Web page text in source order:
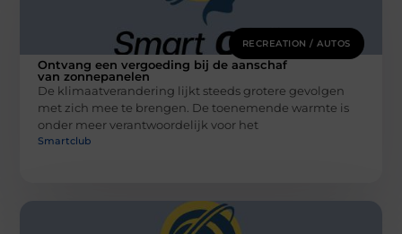
RECREATION / AUTOS
Ontvang een vergoeding bij de aanschaf
van zonnepanelen
De klimaatverandering lijkt steeds grotere gevolgen
met zich mee te brengen. De toenemende warmte is
onder meer verantwoordelijk voor het
Smartclub